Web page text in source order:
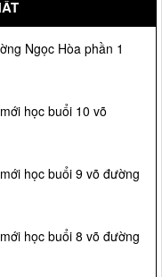
Ngọc Hòa phần 1
học buổi 10 võ
học buổi 9 võ đường
học buổi 8 võ đường